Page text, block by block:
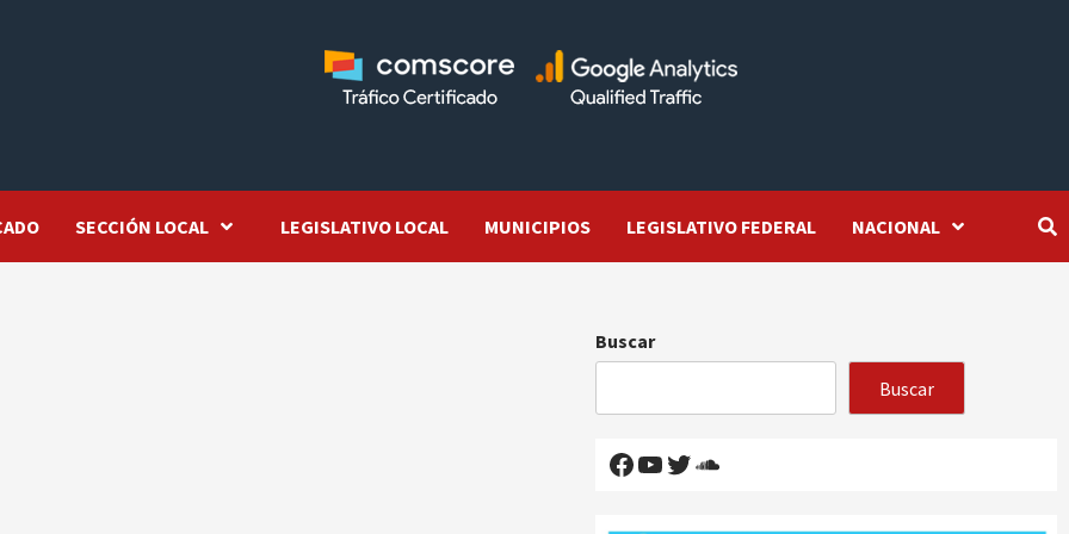
SECCIÓN LOCAL LEGISLATIVO LOCAL MUNICIPIOS LEGISLATIVO FEDERAL NACIONAL
Buscar
Buscar
Facebook
YouTube
Twitter
SoundCloud